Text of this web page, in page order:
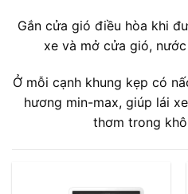
Gắn cửa gió điều hòa khi
xe và mở cửa gió,
Ở mỗi cạnh khung kẹp có
hương min-max, giúp lái
thơm trong